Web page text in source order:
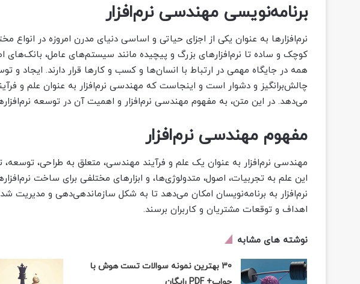
برنامه‌نویسی مهندسی نرم‌افزار
نرم‌افزارها به عنوان یکی از اجزای حیاتی و اساسی دنیای مدرن امروزه در انواع
کوچک و ساده تا نرم‌افزارهای بزرگ و پیچیده مانند سیستم‌های عامل، بانک‌های
همه در جایگاه مهمی در ارتباط با انسان‌ها و کسب و کارها قرار دارند. ایجاد و
چالش‌برانگیز و دشوار است و اینجاست که مهندسی نرم‌افزار به عنوان علم و
می‌دهد. در این متن، به مفهوم مهندسی نرم‌افزار و اهمیت آن در توسعه
مفهوم مهندسی نرم‌افزار
مهندسی نرم‌افزار به عنوان یک علم و فرآیند مهندسی، متعلق به طراحی، توسعه،
این علم به تجربیات، اصول، متدولوژی‌ها، و ابزارهای مختلفی برای ساخت
نرم‌افزار به برنامه‌نویسان امکان می‌دهد تا به شکل سازماندهی‌دهی و مدیریت شده
اهداف و توقعات مشتریان و کاربران برسند.
نوشته های مشابه
30 بهترین نمونه سوالات تست هوش با
جواب+ PDF رایگان